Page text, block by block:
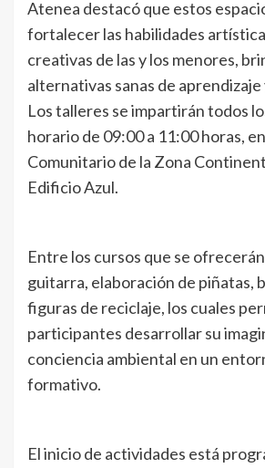
Atenea destacó que estos
fortalecer las habilidades
creativas de las y los menores,
alternativas sanas de
Los talleres se impartirán todos
horario de 09:00 a 11:00 horas,
Comunitario de la Zona
Edificio Azul.
Entre los cursos que se
guitarra, elaboración de piñatas,
figuras de reciclaje, los cuales
participantes desarrollar su
conciencia ambiental en un
formativo.
El inicio de actividades está